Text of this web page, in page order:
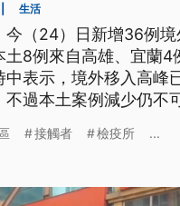
生活
今（24）日新增36例境
土8例來自高雄、宜蘭4
中表示，境外移入高峰
過本土案例減少仍不
接觸者 檢疫所 ...